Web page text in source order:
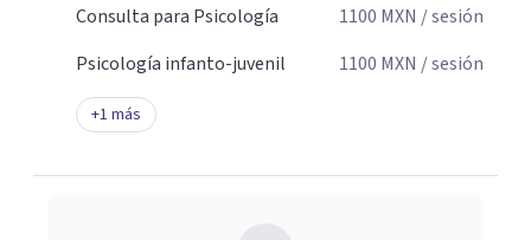
Consulta para Psicología
1100 MXN / sesión
Psicología infanto-juvenil
1100 MXN / sesión
+1 más